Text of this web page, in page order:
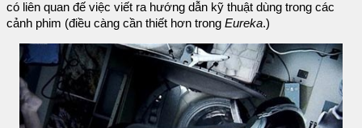
có liên quan đế việc viết ra hướng dẫn kỹ thuật dùng trong các
cảnh phim (điều càng cần thiết hơn trong Eureka.)